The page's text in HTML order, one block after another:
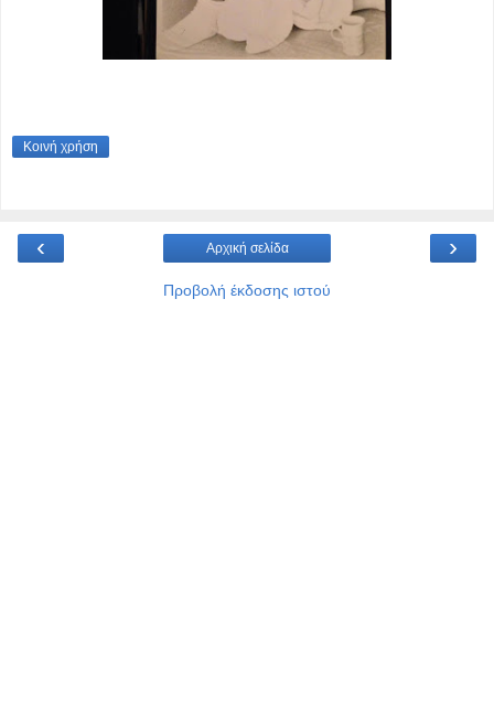
Κοινή χρήση
‹ ›
Αρχική σελίδα
Προβολή έκδοσης ιστού